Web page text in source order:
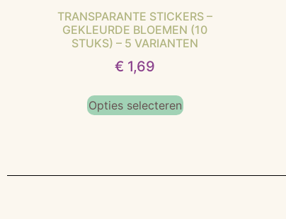
TRANSPARANTE STICKERS –
GEKLEURDE BLOEMEN (10
STUKS) – 5 VARIANTEN
€ 1,69
Opties selecteren